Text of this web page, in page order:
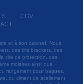
- CGV -
et à son cabinet. Nous
des kits brackets, des
cire de protection, des
molaires ainsi que
rangement pour bagues,
du ciment de scellement